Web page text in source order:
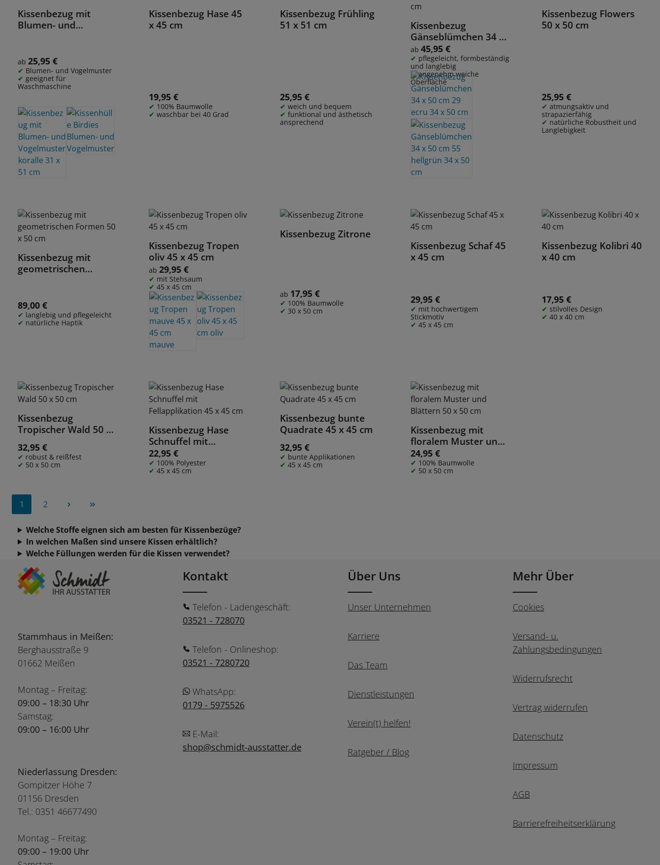
Details
Kissenbezug mit
Blumen- und
Regulärer Preis:
ab 25,95 €
Blumen- und Vogelmuster
geeignet für
Waschmaschine
Details
Kissenbezug Hase 45
x 45 cm
Regulärer Preis:
19,95 €
100% Baumwolle
waschbar bei 40 Grad
Details
Kissenbezug Frühling
51 x 51 cm
Regulärer Preis:
25,95 €
weich und bequem
funktional und ästhetisch
ansprechend
Details
Kissenbezug
Gänseblümchen 34 x
50 cm
Regulärer Preis:
ab45,95 €
pflegeleicht, formbeständig
und langlebig
angenehm weiche
Oberfläche
Details
Kissenbezug Flowers
50 x 50 cm
Regulärer Preis:
25,95 €
atmungsaktiv und
strapazierfähig
natürliche Robustheit und
Langlebigkeit
Details
Kissenbezug mit
geometrischen
Regulärer Preis:
89,00 €
langlebig und pflegeleicht
natürliche Haptik
Details
Kissenbezug Tropen
oliv 45 x 45 cm
Regulärer Preis:
ab 29,95 €
mit Stehsaum
45 x 45 cm
Details
Kissenbezug Zitrone
Regulärer Preis:
ab 17,95 €
100% Baumwolle
30 x 50 cm
Details
Kissenbezug Schaf 45
x 45 cm
Regulärer Preis:
29,95 €
mit hochwertigem
Stickmotiv
45 x 45 cm
Details
Kissenbezug Kolibri 40
x 40 cm
Regulärer Preis:
17,95 €
stilvolles Design
40 x 40 cm
Details
Kissenbezug
Tropischer Wald 50 x
Regulärer Preis:
32,95 €
robust & reißfest
50 x 50 cm
Details
Kissenbezug Hase
Schnuffel mit
Fellapplikation 45 x 45
cm
Regulärer Preis:
22,95 €
100% Polyester
45 x 45 cm
Details
Kissenbezug bunte
Quadrate 45 x 45 cm
Regulärer Preis:
32,95 €
bunte Applikationen
45 x 45 cm
Details
Kissenbezug mit
floralem Muster und
Blättern 50 x 50 cm
Regulärer Preis:
24,95 €
100% Baumwolle
50 x 50 cm
Seite
1 Seite
2
Welche Stoffe eignen sich am besten für Kissenbezüge?
In welchen Maßen sind unsere Kissen erhältlich?
Welche Füllungen werden für die Kissen verwendet?
Stammhaus in Meißen:
Berghausstraße 9
01662 Meißen
Montag – Freitag:
09:00 – 18:30 Uhr
Samstag:
09:00 – 16:00 Uhr
Niederlassung Dresden:
Gompitzer Höhe 7
01156 Dresden
Tel.: 0351 46677490
Montag – Freitag:
09:00 – 19:00 Uhr
Kontakt
Telefon - Ladengeschäft:
03521 - 728070
Telefon - Onlineshop:
03521 - 7280720
WhatsApp:
0179 - 5975526
E-Mail:
shop@schmidt-ausstatter.de
Über Uns
Unser Unternehmen
Karriere
Das Team
Dienstleistungen
Verein(t) helfen!
Ratgeber / Blog
Mehr Über
Cookies
Versand- u.
Zahlungsbedingungen
Widerrufsrecht
Vertrag widerrufen
Datenschutz
Impressum
AGB
Barrierefreiheitserklärung